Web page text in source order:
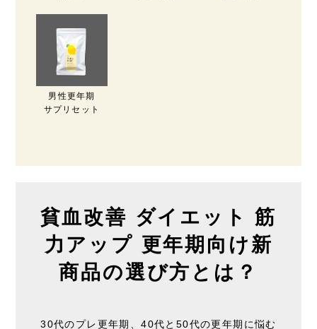
男性更年期
サプリセット
貧血改善 ダイエット 筋
力アップ 更年期向け新
商品の選び方とは？
30代のプレ更年期、40代と50代の更年期に悩む